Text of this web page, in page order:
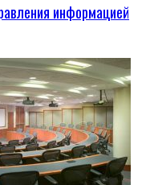
информацией